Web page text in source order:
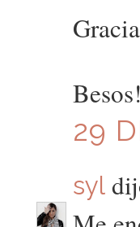
29
syl